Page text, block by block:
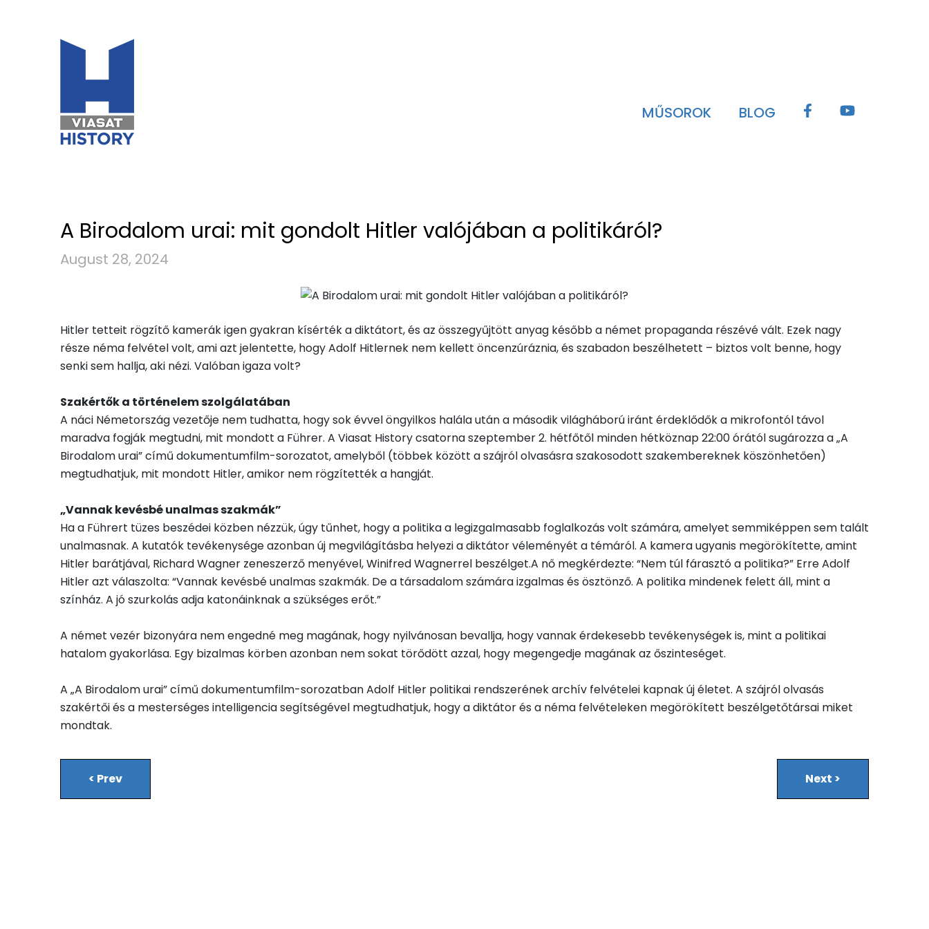
MŰSOROK BLOG
A Birodalom urai: mit gondolt Hitler valójában a politikáról?
August 28, 2024
Hitler tetteit rögzítő kamerák igen gyakran kísérték a diktátort, és az összegyűjtött anyag később a német propaganda részévé vált. Ezek nagy
része néma felvétel volt, ami azt jelentette, hogy Adolf Hitlernek nem kellett öncenzúráznia, és szabadon beszélhetett – biztos volt benne, hogy
senki sem hallja, aki nézi. Valóban igaza volt?
Szakértők a történelem szolgálatában
A náci Németország vezetője nem tudhatta, hogy sok évvel öngyilkos halála után a második világháború iránt érdeklődők a mikrofontól távol
maradva fogják megtudni, mit mondott a Führer. A Viasat History csatorna szeptember 2. hétfőtől minden hétköznap 22:00 órától sugározza a „A
Birodalom urai” című dokumentumfilm-sorozatot, amelyből (többek között a szájról olvasásra szakosodott szakembereknek köszönhetően)
megtudhatjuk, mit mondott Hitler, amikor nem rögzítették a hangját.
„Vannak kevésbé unalmas szakmák”
Ha a Führert tüzes beszédei közben nézzük, úgy tűnhet, hogy a politika a legizgalmasabb foglalkozás volt számára, amelyet semmiképpen sem talált
unalmasnak. A kutatók tevékenysége azonban új megvilágításba helyezi a diktátor véleményét a témáról. A kamera ugyanis megörökítette, amint
Hitler barátjával, Richard Wagner zeneszerző menyével, Winifred Wagnerrel beszélget.A nő megkérdezte: “Nem túl fárasztó a politika?” Erre Adolf
Hitler azt válaszolta: “Vannak kevésbé unalmas szakmák. De a társadalom számára izgalmas és ösztönző. A politika mindenek felett áll, mint a
színház. A jó szurkolás adja katonáinknak a szükséges erőt.”
A német vezér bizonyára nem engedné meg magának, hogy nyilvánosan bevallja, hogy vannak érdekesebb tevékenységek is, mint a politikai
hatalom gyakorlása. Egy bizalmas körben azonban nem sokat törődött azzal, hogy megengedje magának az őszinteséget.
A „A Birodalom urai” című dokumentumfilm-sorozatban Adolf Hitler politikai rendszerének archív felvételei kapnak új életet. A szájról olvasás
szakértői és a mesterséges intelligencia segítségével megtudhatjuk, hogy a diktátor és a néma felvételeken megörökített beszélgetőtársai miket
mondtak.
< Prev Next >